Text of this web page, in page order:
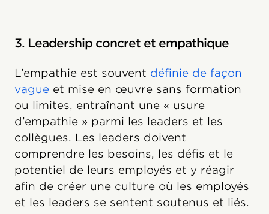
3. Leadership concret et empathique
L’empathie est souvent définie de façon
vague et mise en œuvre sans formation
ou limites, entraînant une « usure
d’empathie » parmi les leaders et les
collègues. Les leaders doivent
comprendre les besoins, les défis et le
potentiel de leurs employés et y réagir
afin de créer une culture où les employés
et les leaders se sentent soutenus et liés.